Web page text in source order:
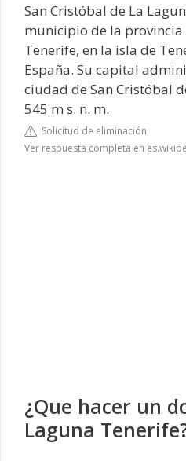
San Cristóbal de La
municipio de la provincia
Tenerife, en la isla de
España. Su capital
ciudad de San Cristóbal
545 m s. n. m.
Solicitud de eliminación
Ver respuesta completa en
¿Que hacer un
Laguna